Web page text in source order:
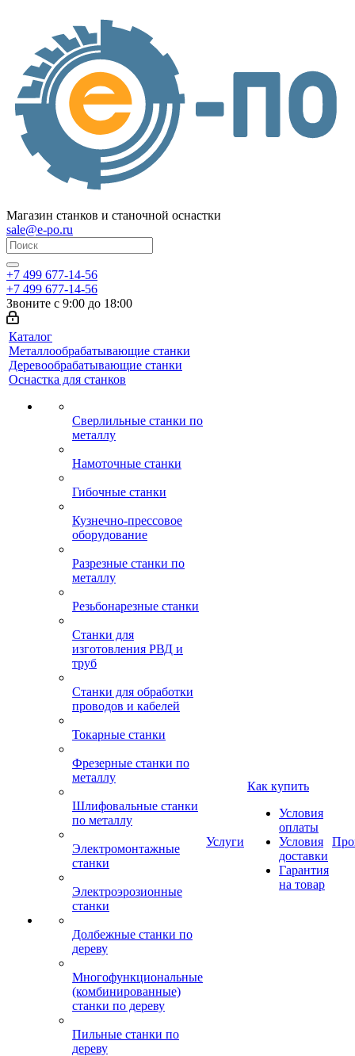
Магазин станков и станочной оснастки
sale@e-po.ru
+7 499 677-14-56
+7 499 677-14-56
Звоните с 9:00 до 18:00
Каталог
Металлообрабатывающие станки
Деревообрабатывающие станки
Оснастка для станков
Сверлильные станки по
металлу
Намоточные станки
Гибочные станки
Кузнечно-прессовое
оборудование
Разрезные станки по
металлу
Резьбонарезные станки
Станки для
изготовления РВД и
труб
Станки для обработки
проводов и кабелей
Токарные станки
Фрезерные станки по
металлу
Шлифовальные станки
по металлу
Электромонтажные
станки
Электроэрозионные
станки
Долбежные станки по
дереву
Многофункциональные
(комбинированные)
станки по дереву
Пильные станки по
дереву
Услуги
Как купить
Условия
оплаты
Условия
доставки
Гарантия
на товар